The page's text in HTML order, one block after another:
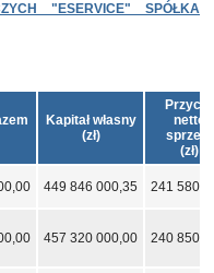
"ESERVICE" SPÓŁKA
Kapitał własny
(zł)
netto
(zł)
449 846 000,35 241 580
457 320 000,00 240 850